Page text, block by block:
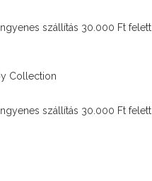
Ingyenes szállítás 30.000 Ft felett
Ingyenes szállítás 30.000 Ft felett